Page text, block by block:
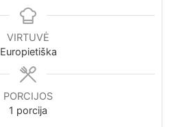
VIRTUVĖ
Europietiška
PORCIJOS
1 porcija